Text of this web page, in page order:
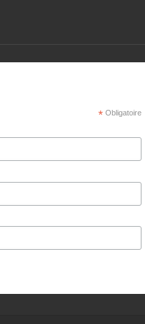
*Obligatoire